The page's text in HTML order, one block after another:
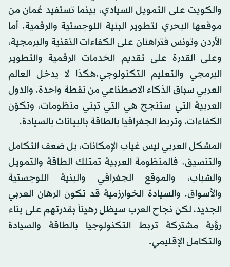
والكويت على التمويل السيادي، بينما تستفيد عُمان من
موقعها البحري لتطوير البنية اللوجستية والرقمية. أما
الأردن وتونس فتراهنان على الكفاءات التقنية والبرمجية،
وعلى القدرة على تقديم الخدمات الرقمية والتطوير
البرمجي والتعليم التكنولوجي.هكذا لا يدخل العالم
العربي سباق الذكاء الاصطناعي من نقطة واحدة. والدول
العربية التي ستنجح هي التي تبني منظومات، وتكوّن
الكفاءات، وتربط الجغرافيا بالطاقة بالبيانات بالسيادة.
المشكل العربي ليس غياب الإمكانات، بل ضعف التكامل
والتنسيق. فالمنظومة العربية تمتلك الطاقة والتمويل
والشباب، والموقع الجغرافي والبنية اللوجستية
والأسواق. والسيادة الخوارزمية قد تكون الرهان العربي
الجديد، لكن نجاح العرب سيظل رهيناً بقدرتهم على بناء
رؤية مشتركة تربط التكنولوجيا بالطاقة والسيادة
والتكامل الإقليمي.